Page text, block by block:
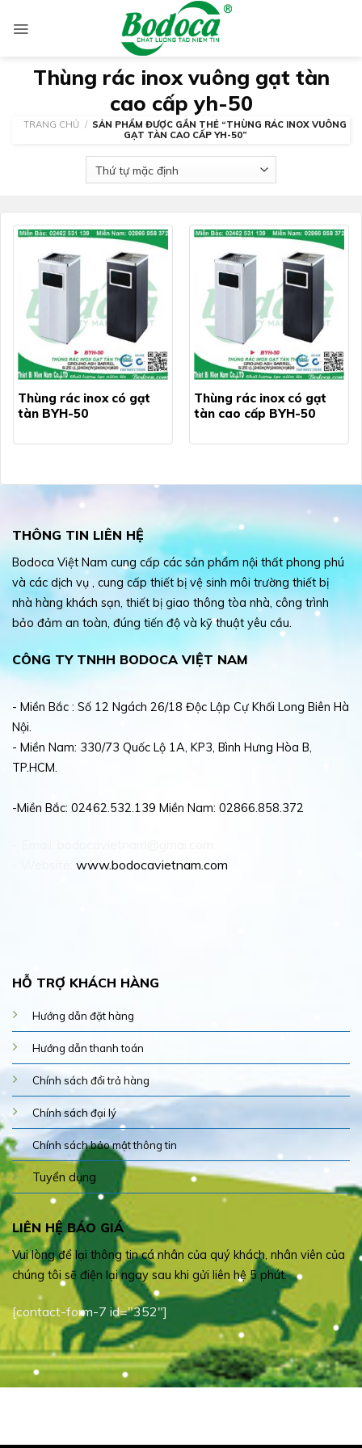
Thùng rác inox vuông gạt tàn
cao cấp yh-50
TRANG CHỦ / SẢN PHẨM ĐƯỢC GẮN THẺ “THÙNG RÁC INOX VUÔNG
GẠT TÀN CAO CẤP YH-50”
Thùng rác inox có gạt
tàn BYH-50
Thùng rác inox có gạt
tàn cao cấp BYH-50
THÔNG TIN LIÊN HỆ
Bodoca Việt Nam cung cấp các sản phẩm nội thất phong phú
và các dịch vụ , cung cấp thiết bị vệ sinh môi trường thiết bị
nhà hàng khách sạn, thiết bị giao thông tòa nhà, công trình
bảo đảm an toàn, đúng tiến độ và kỹ thuật yêu cầu.
CÔNG TY TNHH BODOCA VIỆT NAM
- Miền Bắc : Số 12 Ngách 26/18 Độc Lập Cự Khối Long Biên Hà
Nội.
- Miền Nam: 330/73 Quốc Lộ 1A, KP3, Bình Hưng Hòa B,
TP.HCM.
-Miền Bắc: 02462.532.139 Miền Nam: 02866.858.372
www.bodocavietnam.com
HỖ TRỢ KHÁCH HÀNG
Hướng dẫn đặt hàng
Hướng dẫn thanh toán
Chính sách đổi trả hàng
Chính sách đại lý
Chính sách bảo mật thông tin
Tuyển dụng
LIÊN HỆ BÁO GIÁ
Vui lòng để lại thông tin cá nhân của quý khách, nhân viên của
chúng tôi sẽ điện lại ngay sau khi gửi liên hệ 5 phút.
[contact-form-7 id="352"]